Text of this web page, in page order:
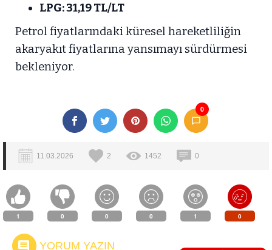
LPG: 31,19 TL/LT
Petrol fiyatlarındaki küresel hareketliliğin
akaryakıt fiyatlarına yansımayı sürdürmesi
bekleniyor.
0
11.03.2026 2 1452 0
1 0 0 0 1 0
YORUM YAZIN